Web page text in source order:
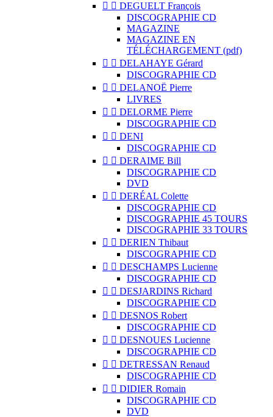
  DEGUELT François
DISCOGRAPHIE CD
MAGAZINE
MAGAZINE EN
TÉLÉCHARGEMENT (pdf)
  DELAHAYE Gérard
DISCOGRAPHIE CD
  DELANOË Pierre
LIVRES
  DELORME Pierre
DISCOGRAPHIE CD
  DENI
DISCOGRAPHIE CD
  DERAIME Bill
DISCOGRAPHIE CD
DVD
  DERÉAL Colette
DISCOGRAPHIE CD
DISCOGRAPHIE 45 TOURS
DISCOGRAPHIE 33 TOURS
  DERIEN Thibaut
DISCOGRAPHIE CD
  DESCHAMPS Lucienne
DISCOGRAPHIE CD
  DESJARDINS Richard
DISCOGRAPHIE CD
  DESNOS Robert
DISCOGRAPHIE CD
  DESNOUES Lucienne
DISCOGRAPHIE CD
  DETRESSAN Renaud
DISCOGRAPHIE CD
  DIDIER Romain
DISCOGRAPHIE CD
DVD